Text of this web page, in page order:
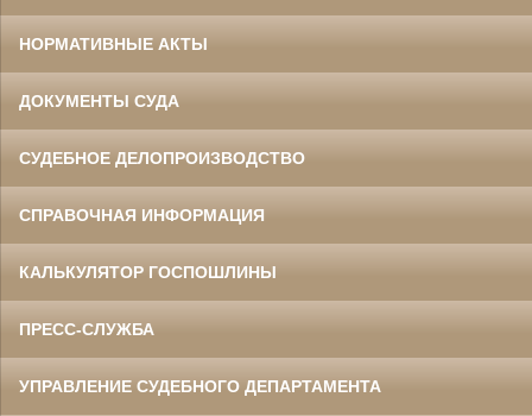
НОРМАТИВНЫЕ АКТЫ
ДОКУМЕНТЫ СУДА
СУДЕБНОЕ ДЕЛОПРОИЗВОДСТВО
СПРАВОЧНАЯ ИНФОРМАЦИЯ
КАЛЬКУЛЯТОР ГОСПОШЛИНЫ
ПРЕСС-СЛУЖБА
УПРАВЛЕНИЕ СУДЕБНОГО ДЕПАРТАМЕНТА